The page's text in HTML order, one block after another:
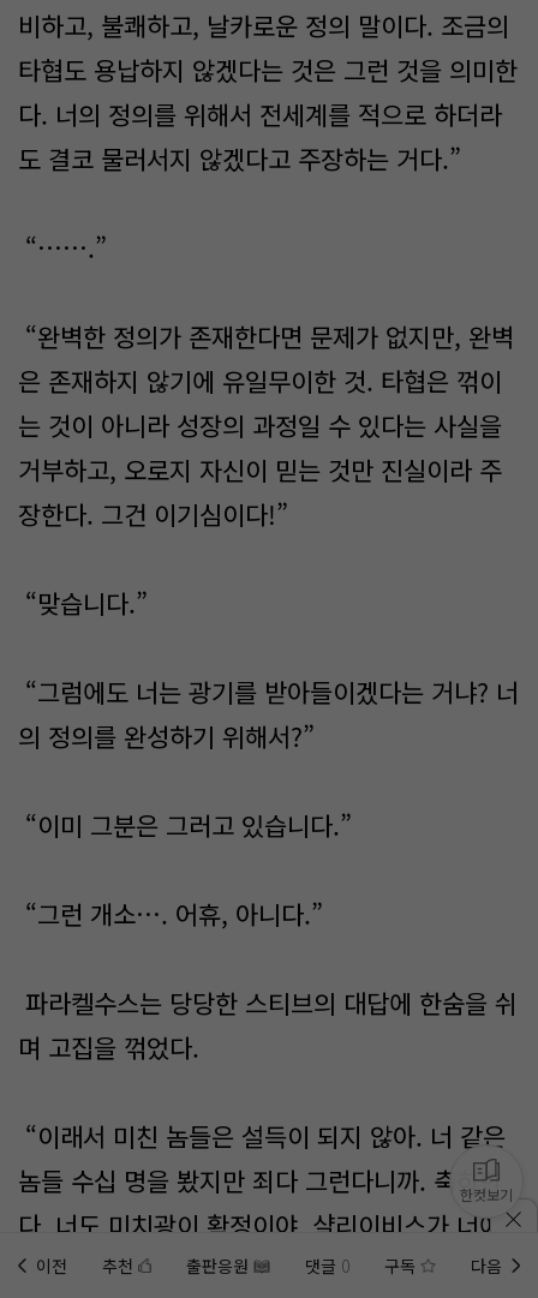
비하고, 불쾌하고, 날카로운 정의 말이다. 조금의
타협도 용납하지 않겠다는 것은 그런 것을 의미한
다. 너의 정의를 위해서 전세계를 적으로 하더라
도 결코 물러서지 않겠다고 주장하는 거다.”
“…….”
“완벽한 정의가 존재한다면 문제가 없지만, 완벽
은 존재하지 않기에 유일무이한 것. 타협은 꺾이
는 것이 아니라 성장의 과정일 수 있다는 사실을
거부하고, 오로지 자신이 믿는 것만 진실이라 주
장한다. 그건 이기심이다!”
“맞습니다.”
“그럼에도 너는 광기를 받아들이겠다는 거냐? 너
의 정의를 완성하기 위해서?”
“이미 그분은 그러고 있습니다.”
“그런 개소…. 어휴, 아니다.”
파라켈수스는 당당한 스티브의 대답에 한숨을 쉬
며 고집을 꺾었다.
“이래서 미친 놈들은 설득이 되지 않아. 너 같은
놈들 수십 명을 봤지만 죄다 그런다니까. 축하한
다. 너도 미치광이 확정이야. 샬리이비스가 너에
게 찐한 관심을 줄게다.”
이전 추천 출판응원 댓글 0 구독 다음
한컷보기
홈에미노벨 웹추가하기 미노벨 앱설치하기